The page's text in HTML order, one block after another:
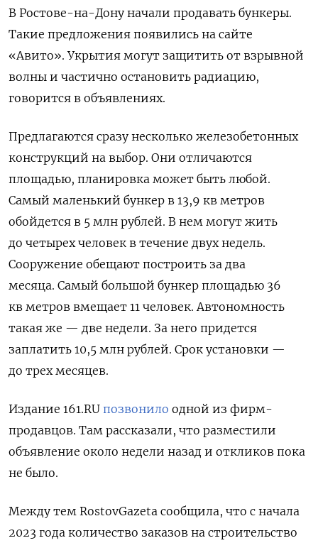
В Ростове-на-Дону начали продавать бункеры.
Такие предложения появились на сайте
«Авито». Укрытия могут защитить от взрывной
волны и частично остановить радиацию,
говорится в объявлениях.
Предлагаются сразу несколько железобетонных
конструкций на выбор. Они отличаются
площадью, планировка может быть любой.
Самый маленький бункер в 13,9 кв метров
обойдется в 5 млн рублей. В нем могут жить
до четырех человек в течение двух недель.
Сооружение обещают построить за два
месяца. Самый большой бункер площадью 36
кв метров вмещает 11 человек. Автономность
такая же — две недели. За него придется
заплатить 10,5 млн рублей. Срок установки —
до трех месяцев.
Издание 161.RU позвонило одной из фирм-
продавцов. Там рассказали, что разместили
объявление около недели назад и откликов пока
не было.
Между тем RostovGazeta сообщила, что с начала
2023 года количество заказов на строительство